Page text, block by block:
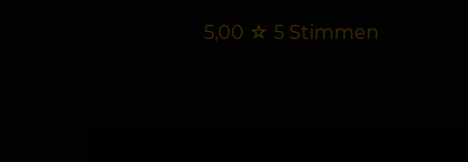
5,00 ☆ 5 Stimmen